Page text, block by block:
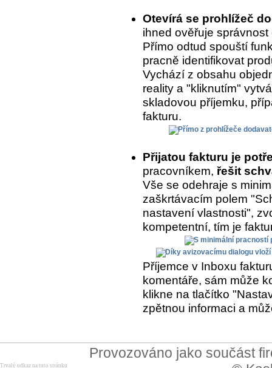
Otevírá se prohlížeč
ihned ověřuje správnost
Přímo odtud spouští
pracně identifikovat
Vychází z obsahu
reality a "kliknutím"
skladovou příjemku,
fakturu.
Přijatou fakturu je
pracovníkem, řešit
Vše se odehraje s
zaškrtávacím polem
nastavení vlastnosti",
kompetentní, tím je
Příjemce v Inboxu
komentáře, sám může
klikne na tlačítko
zpětnou informaci a
Provozováno jako součást
Trvalý odkaz na tuto stránku